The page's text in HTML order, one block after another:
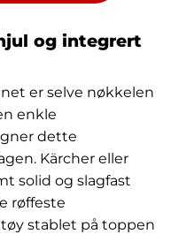
og integrert
er selve nøkkelen
enkle
dette
Kärcher eller
solid og slagfast
røffeste
stablet på toppen